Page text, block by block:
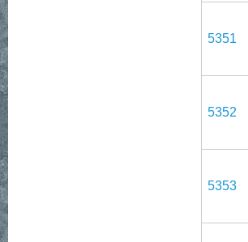
5351
5352
5353